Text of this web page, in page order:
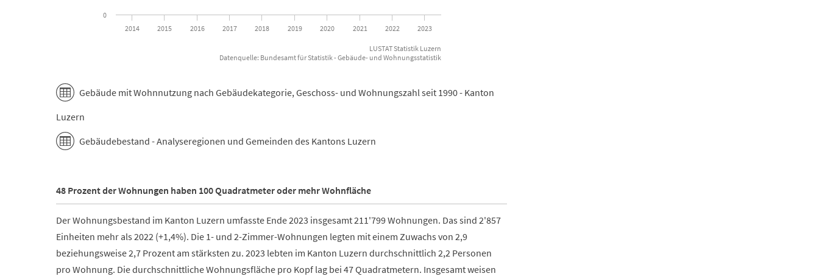
2014 2015 2016 2017 2018 2019 2020 2021 2022 2023
0
LUSTAT Statistik Luzern
Datenquelle: Bundesamt für Statistik - Gebäude- und Wohnungsstatistik
Gebäude mit Wohnnutzung nach Gebäudekategorie, Geschoss- und Wohnungszahl seit 1990 - Kanton
Luzern
Gebäudebestand - Analyseregionen und Gemeinden des Kantons Luzern
48 Prozent der Wohnungen haben 100 Quadratmeter oder mehr Wohnfläche
Der Wohnungsbestand im Kanton Luzern umfasste Ende 2023 insgesamt 211'799 Wohnungen. Das sind 2'857
Einheiten mehr als 2022 (+1,4%). Die 1- und 2-Zimmer-Wohnungen legten mit einem Zuwachs von 2,9
beziehungsweise 2,7 Prozent am stärksten zu. 2023 lebten im Kanton Luzern durchschnittlich 2,2 Personen
pro Wohnung. Die durchschnittliche Wohnungsfläche pro Kopf lag bei 47 Quadratmetern. Insgesamt weisen